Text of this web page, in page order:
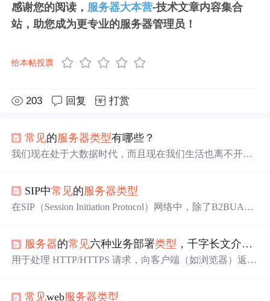
感谢您的阅读， 服务器大本营-技术文章内容集合
站，助您成为更专业的服务器管理员！
给本帖投票
203 回复 打赏
常见的服务器类型有哪些？
我们现在处于大数据时代，而且现在我们生活也离不开网
要的应用程序都在服务器中运行。现在
有哪些呢？
SIP中常见的服务器类型
在SIP（Session Initiation Protocol）网络中，除了B2BUA
的角色，协同工作以实现通信功能。
服务器的常见六种业务部署类型 ，千字长文介绍！
用于处理 HTTP/HTTPS 请求，向客户端（如浏览器）返回
程序（如 Python、Java）生成动态页面。处理电子邮件收
常见web服务器类型